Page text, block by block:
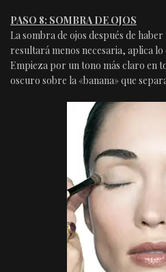
PASO 8: SOMBRA DE OJOS
La sombra de ojos después de
resultará menos necesaria, aplica lo
Empieza por un tono más claro en
oscuro sobre la «banana» que